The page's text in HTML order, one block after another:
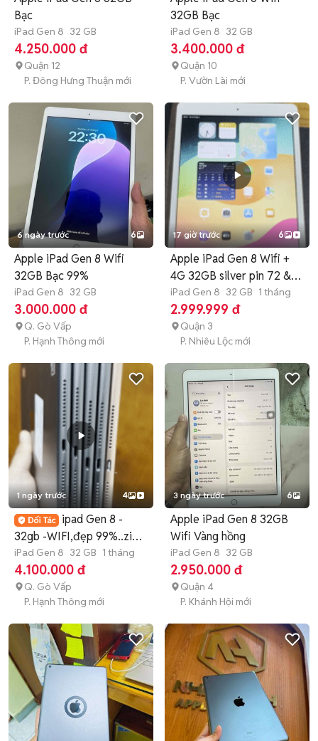
Bạc
iPad Gen 8 32 GB
4.250.000 đ
Quận 12
P. Đông Hưng Thuận mới
32GB Bạc
iPad Gen 8 32 GB
3.400.000 đ
Quận 10
P. Vườn Lài mới
6 ngày trước 6
Apple iPad Gen 8 Wifi
32GB Bạc 99%
iPad Gen 8 32 GB
3.000.000 đ
Q. Gò Vấp
P. Hạnh Thông mới
17 giờ trước 6
Apple iPad Gen 8 Wifi +
4G 32GB silver pin 72 &
96
iPad Gen 8 32 GB 1 tháng
2.999.999 đ
Quận 3
P. Nhiêu Lộc mới
1 ngày trước 4
ipad Gen 8 -
32gb -WIFI,đẹp 99%..zin
keng
iPad Gen 8 32 GB 1 tháng
4.100.000 đ
Q. Gò Vấp
P. Hạnh Thông mới
3 ngày trước 6
Apple iPad Gen 8 32GB
Wifi Vàng hồng
iPad Gen 8 32 GB
2.950.000 đ
Quận 4
P. Khánh Hội mới